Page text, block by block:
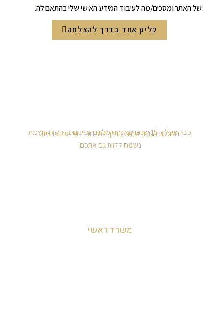
של האתר ומסכים/מה לעיבוד המידע האישי שלי בהתאם לה.
קליק אחד בדרך להצלחה
כבר מעל ל 15 שנים שאנחנו מלווים זכיינים בדרך להגשמת
חלומותיהם, ורשתות בדרך להרחבה ופריסה ארצית.
נשמח ללוות גם אתכם!
משרד ראשי